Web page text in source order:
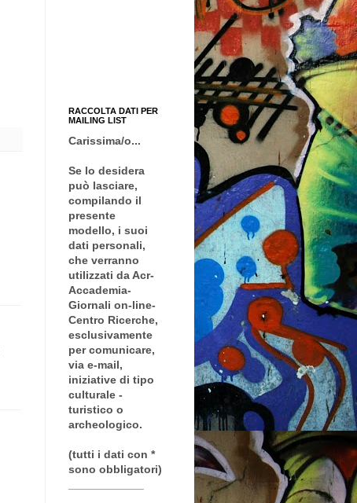
RACCOLTA DATI PER
MAILING LIST
Carissima/o...
Se lo desidera
può lasciare,
compilando il
presente
modello, i suoi
dati personali,
che verranno
utilizzati da Acr-
Accademia-
Giornali on-line-
Centro Ricerche,
esclusivamente
per comunicare,
via e-mail,
iniziative di tipo
culturale -
turistico o
archeologico.
(tutti i dati con *
sono obbligatori)